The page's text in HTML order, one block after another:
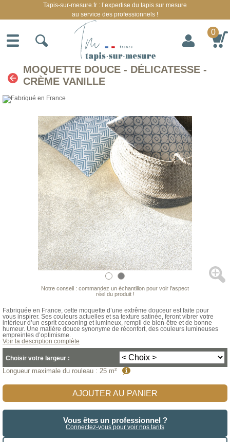
MOQUETTE DOUCE - DÉLICATESSE -
CRÈME VANILLE
Notre conseil : commandez un échantillon pour voir l’aspect
réel du produit !
Fabriquée en France, cette moquette d’une extrême douceur est faite pour
vous inspirer. Ses couleurs actuelles et sa texture satinée, feront vibrer votre
intérieur d’un esprit cocooning et lumineux, rempli de bien-être et de bonne
humeur. Une matière douce synonyme de réconfort, des couleurs lumineuses
empreintes d’optimisme.
Voir la description complète
Choisir votre largeur :
Longueur maximale du rouleau : 25 m²
AJOUTER AU PANIER
Vous êtes un professionnel ?
Connectez-vous pour voir nos tarifs
Tapis-sur-mesure.fr : l’expertise du tapis sur mesure
au service des professionnels !
0